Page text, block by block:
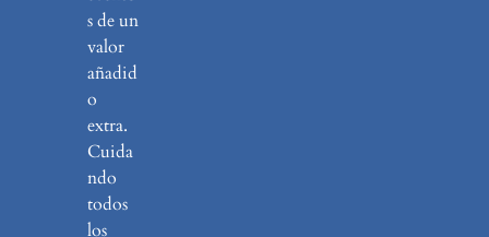
s de un
valor
añadid
o
extra.
Cuida
ndo
todos
los